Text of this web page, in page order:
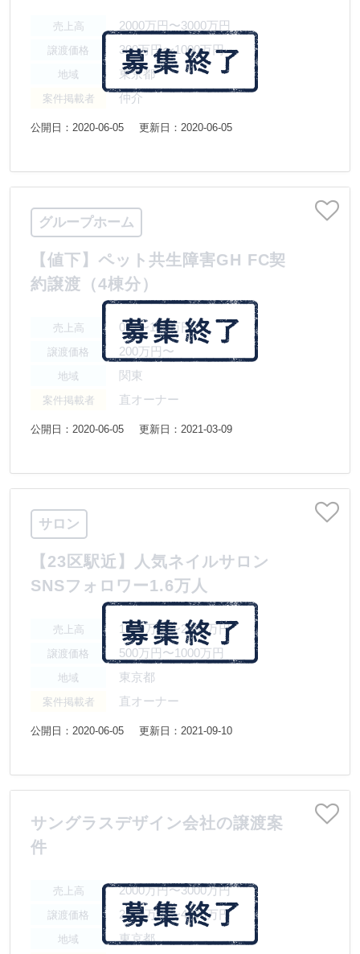
売上高 2000万円〜3000万円
譲渡価格 300万円〜1000万円
地域 東京都
案件掲載者 仲介
公開日：2020-06-05 更新日：2020-06-05
グループホーム
【値下】ペット共生障害GH FC契
約譲渡（4棟分）
売上高 0円〜100万円
譲渡価格 200万円〜
地域 関東
案件掲載者 直オーナー
公開日：2020-06-05 更新日：2021-03-09
サロン
【23区駅近】人気ネイルサロン
SNSフォロワー1.6万人
売上高 1000万円〜2000万円
譲渡価格 500万円〜1000万円
地域 東京都
案件掲載者 直オーナー
公開日：2020-06-05 更新日：2021-09-10
サングラスデザイン会社の譲渡案
件
売上高 2000万円〜3000万円
譲渡価格 2000万円〜4000万円
地域 東京都